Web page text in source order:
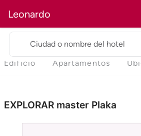
Leonardo
Ciudad o nombre del hotel
Edificio Apartamentos
EXPLORAR master Plaka